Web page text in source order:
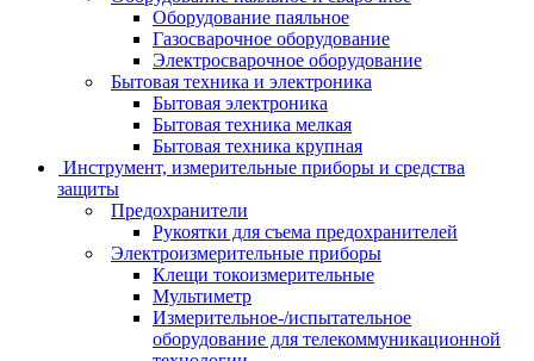
Оборудование паяльное
Газосварочное оборудование
Электросварочное оборудование
Бытовая техника и электроника
Бытовая электроника
Бытовая техника мелкая
Бытовая техника крупная
Инструмент, измерительные приборы и средства
защиты
Предохранители
Рукоятки для съема предохранителей
Электроизмерительные приборы
Клещи токоизмерительные
Мультиметр
Измерительное-/испытательное
оборудование для телекоммуникационной